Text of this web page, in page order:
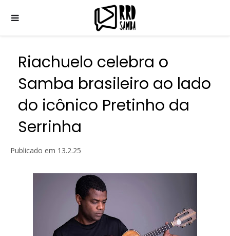
Riachuelo celebra o
Samba brasileiro ao lado
do icônico Pretinho da
Serrinha
Publicado em 13.2.25